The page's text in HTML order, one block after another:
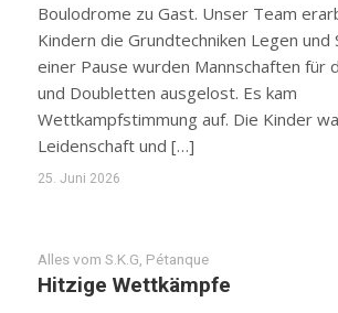
Boulodrome zu Gast. Unser Team
Kindern die Grundtechniken Legen und
einer Pause wurden Mannschaften für
und Doubletten ausgelost. Es kam
Wettkampfstimmung auf. Die Kinder
Leidenschaft und […]
25. Juni 2026
Alles vom S.K.G Pétanque
Hitzige Wettkämpfe